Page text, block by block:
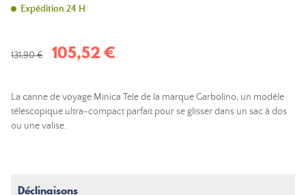
Expédition 24 H
131,90 € 105,52 €
La canne de voyage Minica Tele de la marque Garbolino, un modèle
télescopique ultra-compact parfait pour se glisser dans un sac à dos
ou une valise.
Déclinaisons